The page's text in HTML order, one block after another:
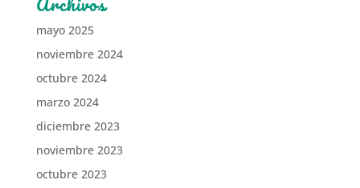
mayo 2025
noviembre 2024
octubre 2024
marzo 2024
diciembre 2023
noviembre 2023
octubre 2023